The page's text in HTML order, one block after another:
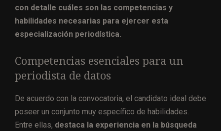
con detalle cuáles son las competencias y
habilidades necesarias para ejercer esta
especialización periodística.
Competencias esenciales para un
periodista de datos
De acuerdo con la convocatoria, el candidato ideal debe
poseer un conjunto muy específico de habilidades.
Entre ellas, destaca la experiencia en la búsqueda